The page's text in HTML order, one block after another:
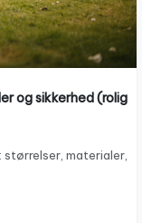
og sikkerhed (rolig
størrelser, materialer,